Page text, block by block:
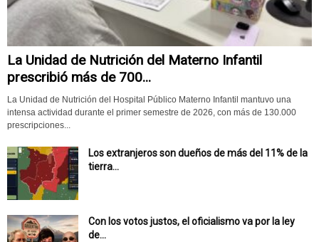
La Unidad de Nutrición del Materno Infantil
prescribió más de 700...
La Unidad de Nutrición del Hospital Público Materno Infantil mantuvo una
intensa actividad durante el primer semestre de 2026, con más de 130.000
prescripciones...
Los extranjeros son dueños de más del 11% de la
tierra...
Con los votos justos, el oficialismo va por la ley
de...